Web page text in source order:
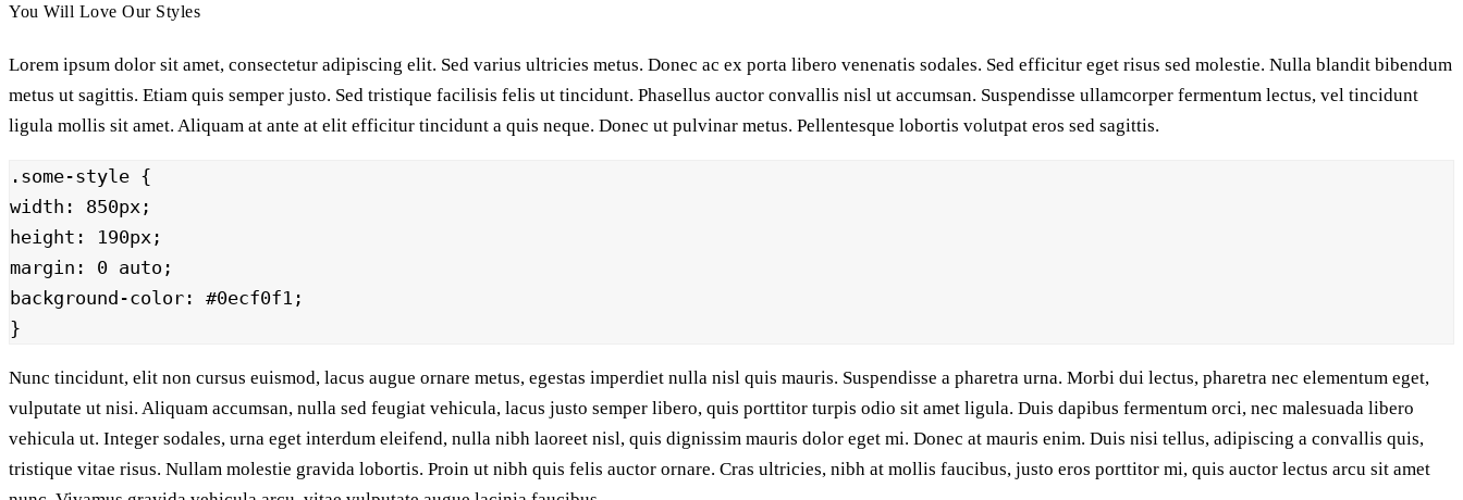
You Will Love Our Styles
Lorem ipsum dolor sit amet, consectetur adipiscing elit. Sed varius ultricies metus. Donec ac ex porta libero venenatis sodales. Sed efficitur eget risus sed molestie. Nulla blandit bibendum
metus ut sagittis. Etiam quis semper justo. Sed tristique facilisis felis ut tincidunt. Phasellus auctor convallis nisl ut accumsan. Suspendisse ullamcorper fermentum lectus, vel tincidunt
ligula mollis sit amet. Aliquam at ante at elit efficitur tincidunt a quis neque. Donec ut pulvinar metus. Pellentesque lobortis volutpat eros sed sagittis.
.some-style {
width: 850px;
height: 190px;
margin: 0 auto;
background-color: #0ecf0f1;
Nunc tincidunt, elit non cursus euismod, lacus augue ornare metus, egestas imperdiet nulla nisl quis mauris. Suspendisse a pharetra urna. Morbi dui lectus, pharetra nec elementum eget,
vulputate ut nisi. Aliquam accumsan, nulla sed feugiat vehicula, lacus justo semper libero, quis porttitor turpis odio sit amet ligula. Duis dapibus fermentum orci, nec malesuada libero
vehicula ut. Integer sodales, urna eget interdum eleifend, nulla nibh laoreet nisl, quis dignissim mauris dolor eget mi. Donec at mauris enim. Duis nisi tellus, adipiscing a convallis quis,
tristique vitae risus. Nullam molestie gravida lobortis. Proin ut nibh quis felis auctor ornare. Cras ultricies, nibh at mollis faucibus, justo eros porttitor mi, quis auctor lectus arcu sit amet